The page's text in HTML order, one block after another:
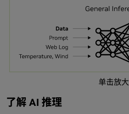
单击放大
了解 AI 推理